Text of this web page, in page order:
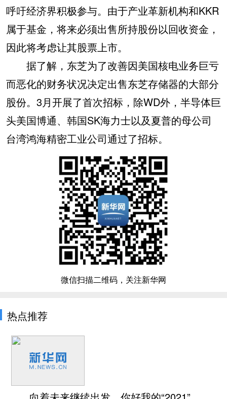
呼吁经济界积极参与。由于产业革新机构和KKR
属于基金，将来必须出售所持股份以回收资金，
因此将考虑让其股票上市。
据了解，东芝为了改善因美国核电业务巨亏
而恶化的财务状况决定出售东芝存储器的大部分
股份。3月开展了首次招标，除WD外，半导体巨
头美国博通、韩国SK海力士以及夏普的母公司
台湾鸿海精密工业公司通过了招标。
微信扫描二维码，关注新华网
热点推荐